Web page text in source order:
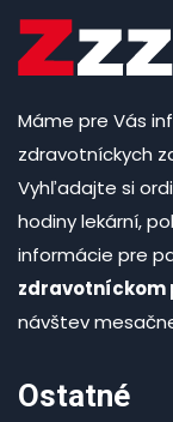
Máme pre Vás
zdravotníckych
Vyhľadajte si
hodiny lekární,
informácie pre
zdravotníckom
návštev
Ostatné